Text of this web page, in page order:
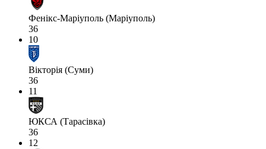
Фенікс-Маріуполь (Маріуполь)
36
10
Вікторія (Суми)
36
11
ЮКСА (Тарасівка)
36
12